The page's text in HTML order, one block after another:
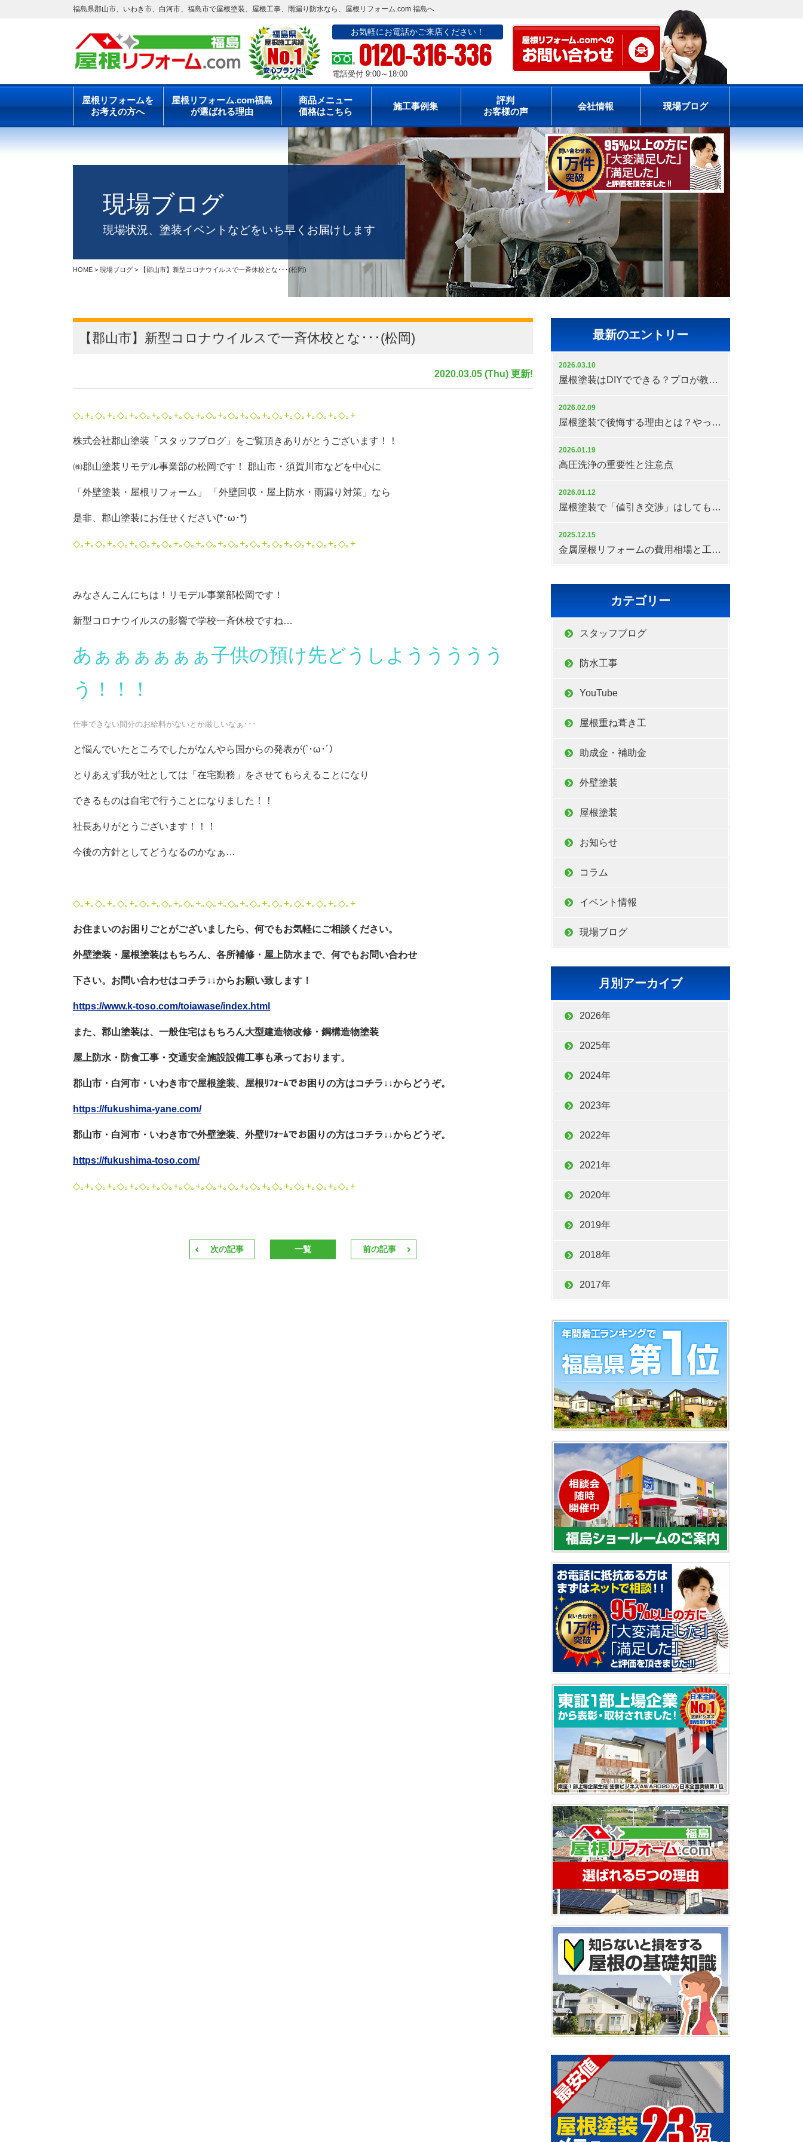
福島県郡山市、いわき市、白河市、福島市で屋根塗装、屋根工事、雨漏り防水なら、屋根リフォーム.com 福島へ
お気軽にお電話かご来店ください！
0120-316-336
電話受付 9:00～18:00
屋根リフォームを
お考えの方へ
屋根リフォーム.com福島
が選ばれる理由
商品メニュー
価格はこちら
施工事例集
評判
お客様の声
会社情報 現場ブログ
現場ブログ
現場状況、塗装イベントなどをいち早くお届けします
HOME > 現場ブログ > 【郡山市】新型コロナウイルスで一斉休校とな･･･(松岡)
【郡山市】新型コロナウイルスで一斉休校とな･･･(松岡)
2020.03.05 (Thu) 更新!
◇｡+｡◇｡+｡◇｡+｡◇｡+｡◇｡+｡◇｡+｡◇｡+｡◇｡+｡◇｡+｡◇｡+｡◇｡+｡◇｡+｡◇｡+
株式会社郡山塗装「スタッフブログ」をご覧頂きありがとうございます！！
㈱郡山塗装リモデル事業部の松岡です！ 郡山市・須賀川市などを中心に
「外壁塗装・屋根リフォーム」 「外壁回収・屋上防水・雨漏り対策」なら
是非、郡山塗装にお任せください(*･ω･*)
◇｡+｡◇｡+｡◇｡+｡◇｡+｡◇｡+｡◇｡+｡◇｡+｡◇｡+｡◇｡+｡◇｡+｡◇｡+｡◇｡+｡◇｡+
みなさんこんにちは！リモデル事業部松岡です！
新型コロナウイルスの影響で学校一斉休校ですね…
あぁぁぁぁぁぁ子供の預け先どうしよううううう
う！！！
仕事できない間分のお給料がないとか厳しいなぁ･･･
と悩んでいたところでしたがなんやら国からの発表が(`･ω･´）
とりあえず我が社としては「在宅勤務」をさせてもらえることになり
できるものは自宅で行うことになりました！！
社長ありがとうございます！！！
今後の方針としてどうなるのかなぁ…
◇｡+｡◇｡+｡◇｡+｡◇｡+｡◇｡+｡◇｡+｡◇｡+｡◇｡+｡◇｡+｡◇｡+｡◇｡+｡◇｡+｡◇｡+
お住まいのお困りごとがございましたら、何でもお気軽にご相談ください。
外壁塗装・屋根塗装はもちろん、各所補修・屋上防水まで、何でもお問い合わせ
下さい。お問い合わせはコチラ ↓↓からお願い致します！
https://www.k-toso.com/toiawase/index.html
また、郡山塗装は、一般住宅はもちろん大型建造物改修・鋼構造物塗装
屋上防水・防食工事・交通安全施設設備工事も承っております。
郡山市・白河市・いわき市で屋根塗装、屋根ﾘﾌｫｰﾑでお困りの方はコチラ↓↓からどうぞ。
https://fukushima-yane.com/
郡山市・白河市・いわき市で外壁塗装、外壁ﾘﾌｫｰﾑでお困りの方はコチラ↓↓からどうぞ。
https://fukushima-toso.com/
◇｡+｡◇｡+｡◇｡+｡◇｡+｡◇｡+｡◇｡+｡◇｡+｡◇｡+｡◇｡+｡◇｡+｡◇｡+｡◇｡+｡◇｡+
次の記事 一覧 前の記事
最新のエントリー
2026.03.10
屋根塗装はDIYでできる？プロが教える注意点と失敗しない判断基準
2026.02.09
屋根塗装で後悔する理由とは？やってはいけない判断と対策
2026.01.19
高圧洗浄の重要性と注意点
2026.01.12
屋根塗装で「値引き交渉」はしてもいいの？
2025.12.15
金属屋根リフォームの費用相場と工期の目安
カテゴリー
スタッフブログ
防水工事
YouTube
屋根重ね葺き工
助成金・補助金
外壁塗装
屋根塗装
お知らせ
コラム
イベント情報
現場ブログ
月別アーカイブ
2026年
2025年
2024年
2023年
2022年
2021年
2020年
2019年
2018年
2017年